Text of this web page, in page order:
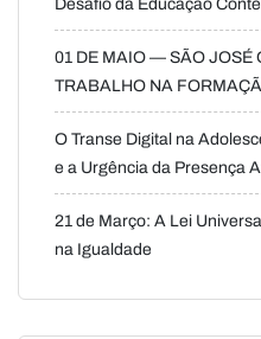
Desafio da Educação
01 DE MAIO — SÃO JOSÉ
TRABALHO NA
O Transe Digital na
e a Urgência da Presença
21 de Março: A Lei
na Igualdade